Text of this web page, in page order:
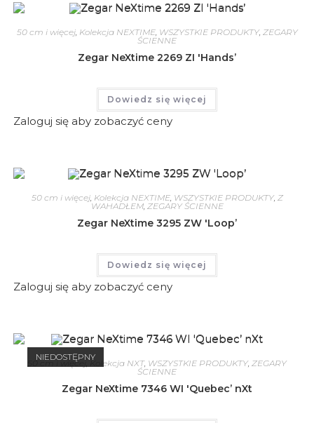
50 cm i więcej, Kolekcja NEXTIME, WSZYSTKIE PRODUKTY, ZEGARY
ŚCIENNE
Zegar NeXtime 2269 ZI 'Hands’
Dowiedz się więcej
Zaloguj się aby zobaczyć ceny
50 cm i więcej, Kolekcja NEXTIME, WSZYSTKIE PRODUKTY, Z
WAHADŁEM, ZEGARY ŚCIENNE
Zegar NeXtime 3295 ZW 'Loop’
Dowiedz się więcej
Zaloguj się aby zobaczyć ceny
NIEDOSTĘPNY
50 cm i więcej , Kolekcja NXT, WSZYSTKIE PRODUKTY ZEGARY
ŚCIENNE
Zegar NeXtime 7346 WI 'Quebec’ nXt